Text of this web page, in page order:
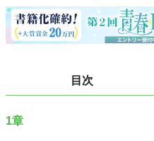
小説 228,779 位 / 228,779 件
文字数
目次
1章